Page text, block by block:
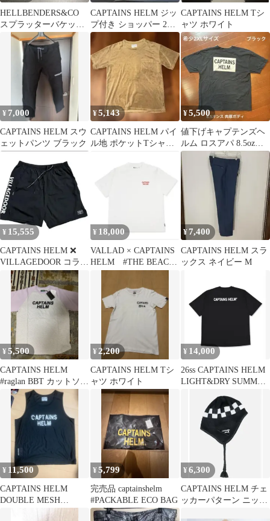
HELLBENDERS&CO
スプラッターバケット
ハット ゴルフ等
CAPTAINS HELM ジッ
プ付き ショッパー 2枚
セット
CAPTAINS HELM Tシ
ャツ ホワイト
¥ 7,000
CAPTAINS HELM スウ
ェットパンツ ブラック
¥5,143
CAPTAINS HELM パイ
ル地 ポケットTシャツ
¥5,500
値下げキャプテンズヘ
ルム ロスアパ 8.5ozヘ
ビーウェイト Tシャツ
黒2XL
¥ 15,555
CAPTAINS HELM ❌
VILLAGEDOOR コラボ
ブラック M
¥ 18,000
VALLAD × CAPTAINS
HELM #THE BEACH
¥ 7,400
CAPTAINS HELM スラ
ックス ネイビー M
¥5,500
CAPTAINS HELM
#raglan BBT カットソ
ー XL
¥ 2,200
CAPTAINS HELM Tシ
ャツ ホワイト
¥ 14,000
26ss CAPTAINS HELM
LIGHT&DRY SUMMER
¥ 11,500
CAPTAINS HELM
DOUBLE MESH
¥5,799
完売品 captainshelm
#PACKABLE ECO BAG
¥6,300
CAPTAINS HELM チェ
ッカーパターン ニット